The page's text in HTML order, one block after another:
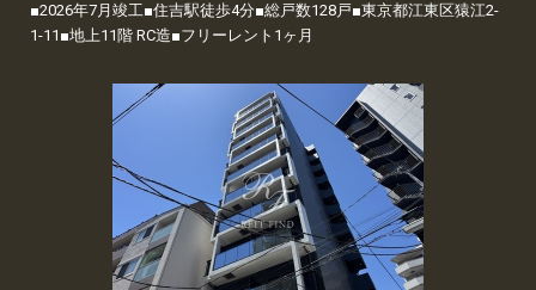
■2026年7月竣工■住吉駅徒歩4分■総戸数128戸■東京都江東区猿江2-
1-11■地上11階 RC造■フリーレント1ヶ月